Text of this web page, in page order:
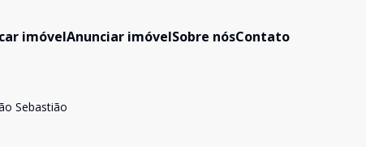
imóvelAnunciar imóvelSobre nósContato
Sebastião